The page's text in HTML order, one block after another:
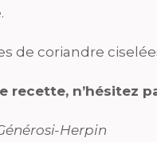
de coriandre
recette, n’hésitez
Herpin